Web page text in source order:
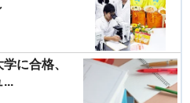
に合格、
...